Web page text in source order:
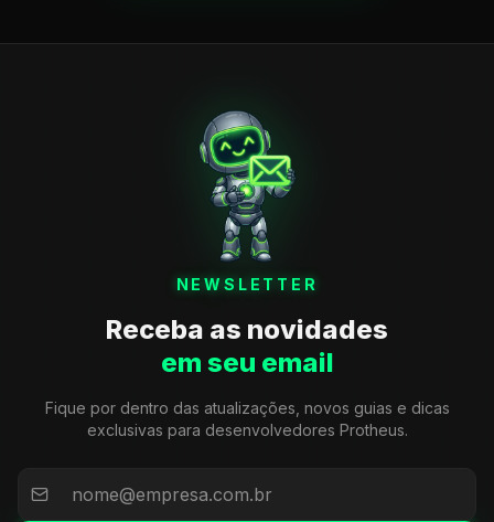
NEWSLETTER
Receba as novidades
em seu email
Fique por dentro das atualizações, novos guias e dicas
exclusivas para desenvolvedores Protheus.